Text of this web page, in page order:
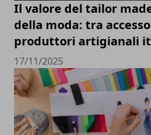
Il valore del tailor
della moda: tra
produttori artigianali
17/11/2025